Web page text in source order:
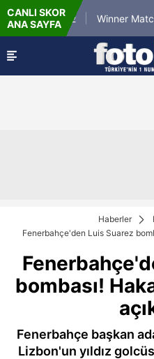
CANLI SKOR
ANA SAYFA
12 Winner Match 2
Haberler
Fenerbahçe'den Luis Suarez
bombası!
Fenerbahçe başkan
Lizbon'un yıldız